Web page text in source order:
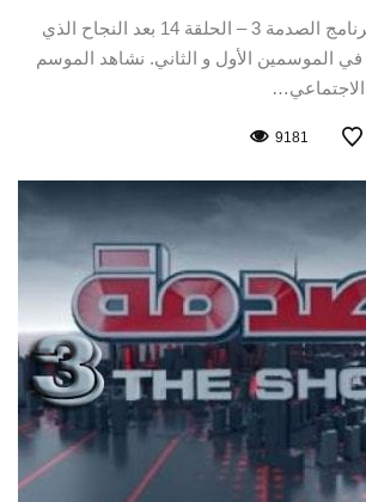
برامج رمضان 2018 برنامج الصدمة 3 – الحلقة 14 بعد النجاح الذي
الموسمين الأول و الثاني. نشاهد الموسم
الاجتماعي…
9181